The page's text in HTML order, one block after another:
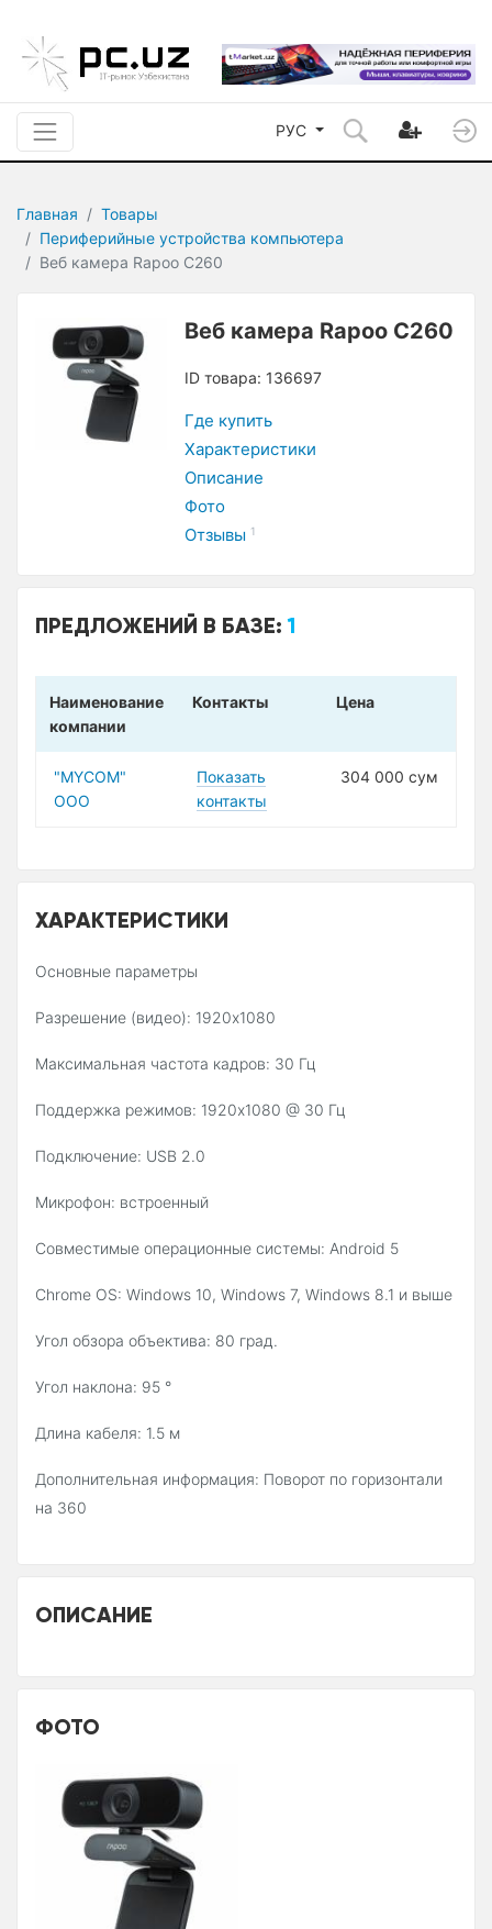
РУС
Главная
Товары
Периферийные устройства компьютера
Веб камера Rapoo C260
Веб камера Rapoo C260
ID товара: 136697
Где купить
Характеристики
Описание
Фото
Отзывы 1
ПРЕДЛОЖЕНИЙ В БАЗЕ:1
Наименование
компании
Контакты Цена
"MYCOM"
ООО
Показать
контакты
304 000 сум
ХАРАКТЕРИСТИКИ
Основные параметры
Разрешение (видео): 1920x1080
Максимальная частота кадров: 30 Гц
Поддержка режимов: 1920x1080 @ 30 Гц
Подключение: USB 2.0
Микрофон: встроенный
Совместимые операционные системы: Android 5
Chrome OS: Windows 10, Windows 7, Windows 8.1 и выше
Угол обзора объектива: 80 град.
Угол наклона: 95 °
Длина кабеля: 1.5 м
Дополнительная информация: Поворот по горизонтали
на 360
ОПИСАНИЕ
ФОТО